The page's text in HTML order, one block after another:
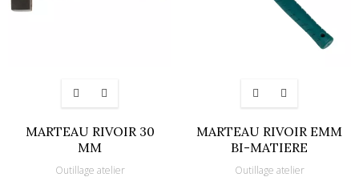
MARTEAU RIVOIR 30
MM
Outillage atelier
MARTEAU RIVOIR EMM
BI-MATIERE
Outillage atelier